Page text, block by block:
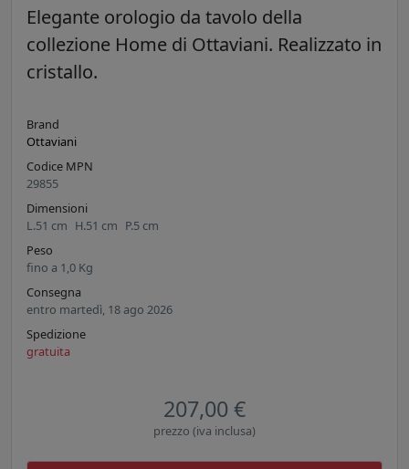
Elegante orologio da tavolo della
collezione Home di Ottaviani. Realizzato in
cristallo.
Brand
Ottaviani
Codice MPN
29855
Dimensioni
L.51 cm H.51 cm P.5 cm
Peso
fino a 1,0 Kg
Consegna
entro martedì, 18 ago 2026
Spedizione
gratuita
207,00 €
prezzo (iva inclusa)